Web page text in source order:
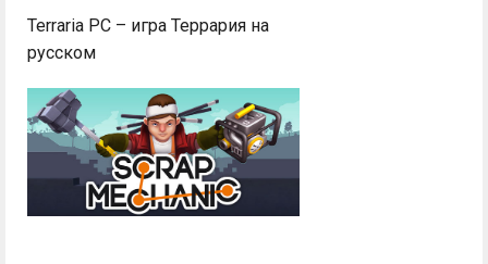
Terraria PC – игра Террария на
русском